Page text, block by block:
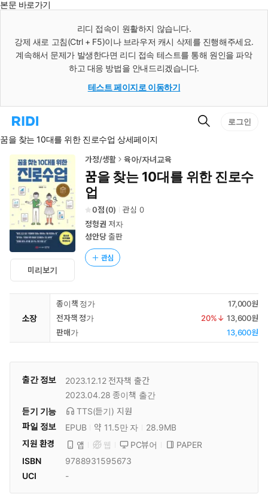
본문 바로가기
리디 접속이 원활하지 않습니다.
강제 새로 고침(Ctrl + F5)이나 브라우저 캐시 삭제를 진행해주세요.
계속해서 문제가 발생한다면 리디 접속 테스트를 통해 원인을 파악
하고 대응 방법을 안내드리겠습니다.
테스트 페이지로 이동하기
리
홈
로
이
동
검
로그인
꿈을 찾는 10대를 위한 진로수업 상세페이지
미리보기
가정/생활 육아/자녀교육
꿈을 찾는 10대를 위한 진로수
업
0 (0) 관심 0
정형권 저자
성안당출판
관심
소장
종이책 정가
17,000원
전자책 정가
20%↓ 13,600원
판매가
13,600원
출간 정보 2023.12.12 전자책 출간
2023.04.28 종이책 출간
듣기 기능
TTS(듣기) 지원
파일 정보
EPUB 약 11.5만 자
28.9MB
지원 환경
앱 웹 PC뷰어
PAPER
ISBN
9788931595673
UCI
-